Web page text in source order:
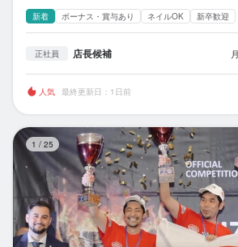
新着 ボーナス・賞与あり ネイルOK 新卒歓迎
正社員 店長候補
人気 最終更新日：1日前
1 / 25